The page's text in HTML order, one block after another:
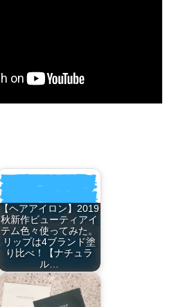
【ヘアアイロン】2019
秋新作ビューティアイ
テム色々使ってみた。
リップは4ブランド塗
り比べ！【ナチュラ
ル…